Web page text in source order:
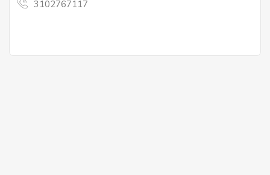
3102767117